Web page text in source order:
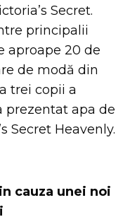
Secret.
principalii
aproape 20 de
de modă din
trei copii a
prezentat apa de
Secret Heavenly.
cauza unei noi